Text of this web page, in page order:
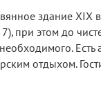
здание XIX
при этом до
отдыхом.